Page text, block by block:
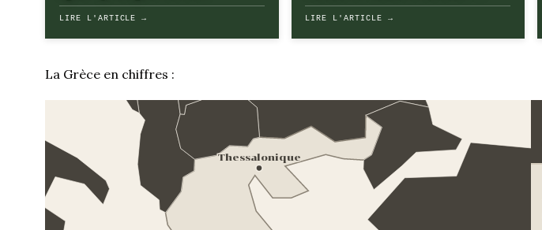
LIRE L'ARTICLE → LIRE L'ARTICLE →
La Grèce en chiffres :
Thessalonique